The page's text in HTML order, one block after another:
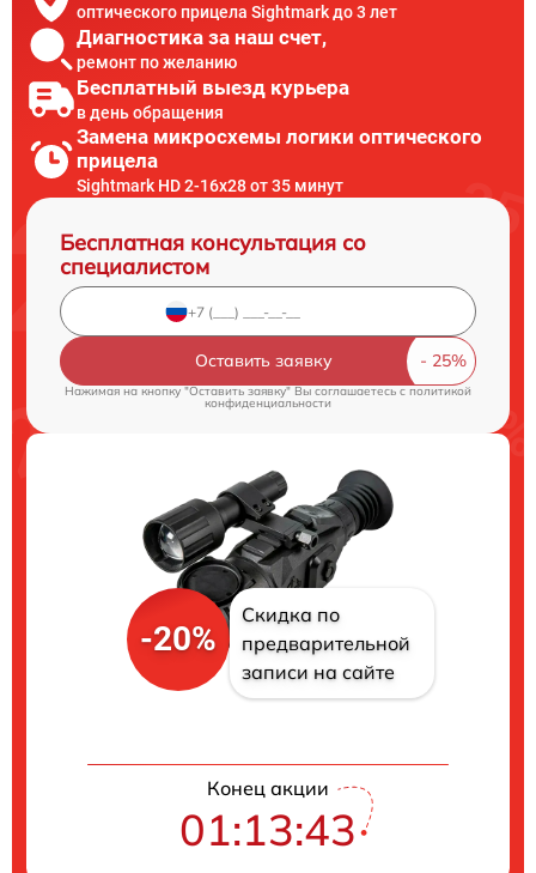
оптического прицела Sightmark до 3 лет
Диагностика за наш счет,
ремонт по желанию
Бесплатный выезд курьера
в день обращения
Замена микросхемы логики оптического
прицела
Sightmark HD 2-16x28 от 35 минут
Бесплатная консультация со
специалистом
Оставить заявку
Нажимая на кнопку "Оставить заявку" Вы соглашаетесь cполитикой
конфиденциальности
-20%
Скидка по
предварительной
записи на сайте
Конец акции
01:13:42